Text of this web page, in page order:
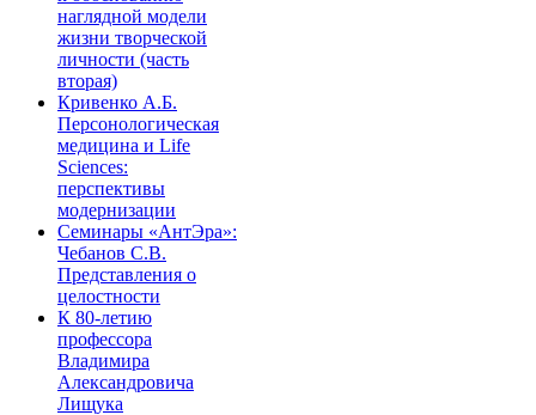
наглядной модели
жизни творческой
личности (часть
вторая)
Кривенко А.Б.
Персонологическая
медицина и Life
Sciences:
перспективы
модернизации
Семинары «АнтЭра»:
Чебанов С.В.
Представления о
целостности
К 80-летию
профессора
Владимира
Александровича
Лищука